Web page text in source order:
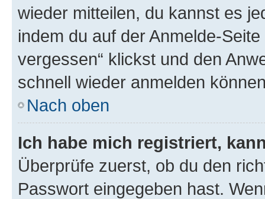
wieder mitteilen, du kannst es
indem du auf der Anmelde-
vergessen“ klickst und den
schnell wieder anmelden
Nach oben
Ich habe mich registriert,
Überprüfe zuerst, ob du den
Passwort eingegeben hast.